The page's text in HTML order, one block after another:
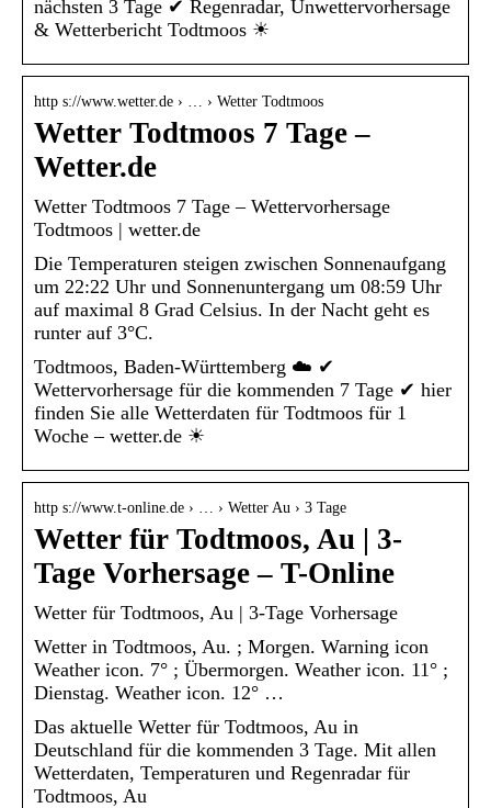
nächsten 3 Tage ✔ Regenradar, Unwettervorhersage
& Wetterbericht Todtmoos ☀
http s://www.wetter.de › … › Wetter Todtmoos
Wetter Todtmoos 7 Tage –
Wetter.de
Wetter Todtmoos 7 Tage – Wettervorhersage
Todtmoos | wetter.de
Die Temperaturen steigen zwischen Sonnenaufgang
um 22:22 Uhr und Sonnenuntergang um 08:59 Uhr
auf maximal 8 Grad Celsius. In der Nacht geht es
runter auf 3°C.
Todtmoos, Baden-Württemberg ☁️ ✔
Wettervorhersage für die kommenden 7 Tage ✔ hier
finden Sie alle Wetterdaten für Todtmoos für 1
Woche – wetter.de ☀
http s://www.t-online.de › … › Wetter Au › 3 Tage
Wetter für Todtmoos, Au | 3-
Tage Vorhersage – T-Online
Wetter für Todtmoos, Au | 3-Tage Vorhersage
Wetter in Todtmoos, Au. ; Morgen. Warning icon
Weather icon. 7° ; Übermorgen. Weather icon. 11° ;
Dienstag. Weather icon. 12° …
Das aktuelle Wetter für Todtmoos, Au in
Deutschland für die kommenden 3 Tage. Mit allen
Wetterdaten, Temperaturen und Regenradar für
Todtmoos, Au